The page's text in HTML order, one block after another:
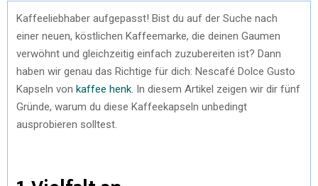
Kaffeeliebhaber aufgepasst! Bist du auf der Suche nach
einer neuen, köstlichen Kaffeemarke, die deinen Gaumen
verwöhnt und gleichzeitig einfach zuzubereiten ist? Dann
haben wir genau das Richtige für dich: Nescafé Dolce Gusto
Kapseln von kaffee henk. In diesem Artikel zeigen wir dir fünf
Gründe, warum du diese Kaffeekapseln unbedingt
ausprobieren solltest.